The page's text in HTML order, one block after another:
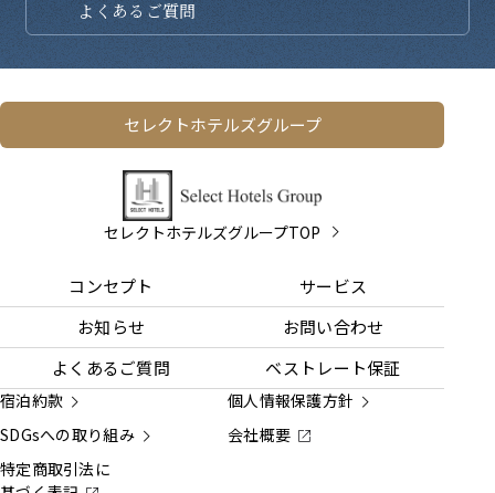
よくある ご質問
セレクトホテルズグループ
セレクトホテルズグループTOP
コンセプト
サービス
お知らせ
お問い合わせ
よくあるご質問
ベストレート保証
宿泊約款
個人情報保護方針
SDGsへの取り組み
会社概要
特定商取引法に